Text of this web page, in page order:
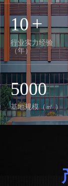
10+
行业实力经验
（年）
5000
基地规模（㎡ ）